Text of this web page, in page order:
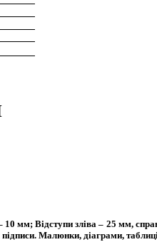
мм; Відступи зліва – 25 мм,
Малюнки, діаграми,